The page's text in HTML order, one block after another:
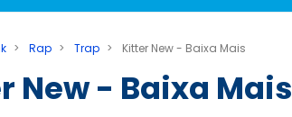
> Rap > Trap > Kitter New - Baixa Mais
New - Baixa Mais